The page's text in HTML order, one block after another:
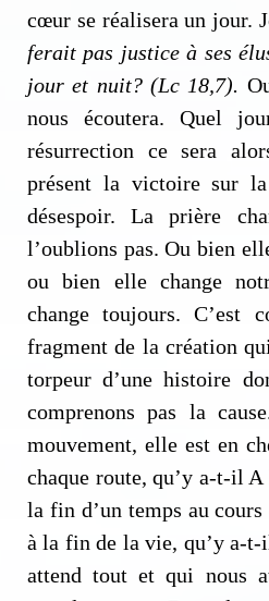
cœur se réalisera un jour.
ferait pas justice à ses
jour et nuit? (Lc 18,7).
nous écoutera. Quel
résurrection ce sera
présent la victoire sur
désespoir. La prière
l’oublions pas. Ou bien
ou bien elle change
change toujours. C’est
fragment de la création
torpeur d’une histoire
comprenons pas la
mouvement, elle est en
chaque route, qu’y a-t-il
la fin d’un temps au
à la fin de la vie, qu’y a-
attend tout et qui nous
Inscription News
Si vous souhaitez recevoir
veuillez indiquer ci-dessous
S'inscrire
Se désinscrire